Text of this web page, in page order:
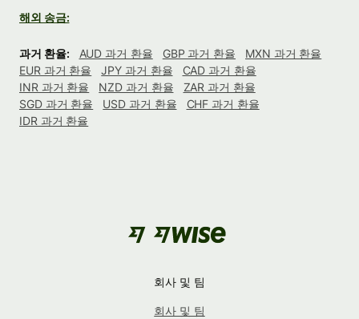
해외 송금:
과거 환율: AUD 과거 환율 GBP 과거 환율
MXN 과거 환율
EUR 과거 환율
JPY 과거 환율
CAD 과거 환율
INR 과거 환율
NZD 과거 환율
ZAR 과거 환율
SGD 과거 환율
USD 과거 환율
CHF 과거 환율
IDR 과거 환율
회사 및 팀
회사 및 팀